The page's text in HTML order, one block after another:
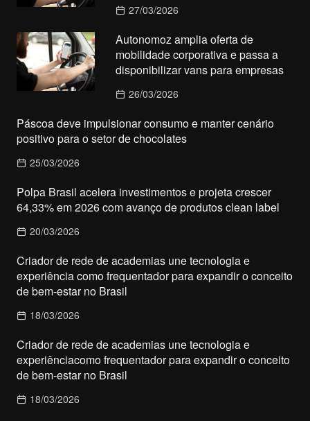
27/03/2026
Autonomoz amplia oferta de
mobilidade corporativa e passa a
disponibilizar vans para empresas
26/03/2026
Páscoa deve impulsionar consumo e manter cenário
positivo para o setor de chocolates
25/03/2026
Polpa Brasil acelera investimentos e projeta crescer
64,33% em 2026 com avanço de produtos clean label
20/03/2026
Criador de rede de academias une tecnologia e
experiência como frequentador para expandir o conceito
de bem-estar no Brasil
18/03/2026
Criador de rede de academias une tecnologia e
experiênciacomo frequentador para expandir o conceito
de bem-estar no Brasil
18/03/2026